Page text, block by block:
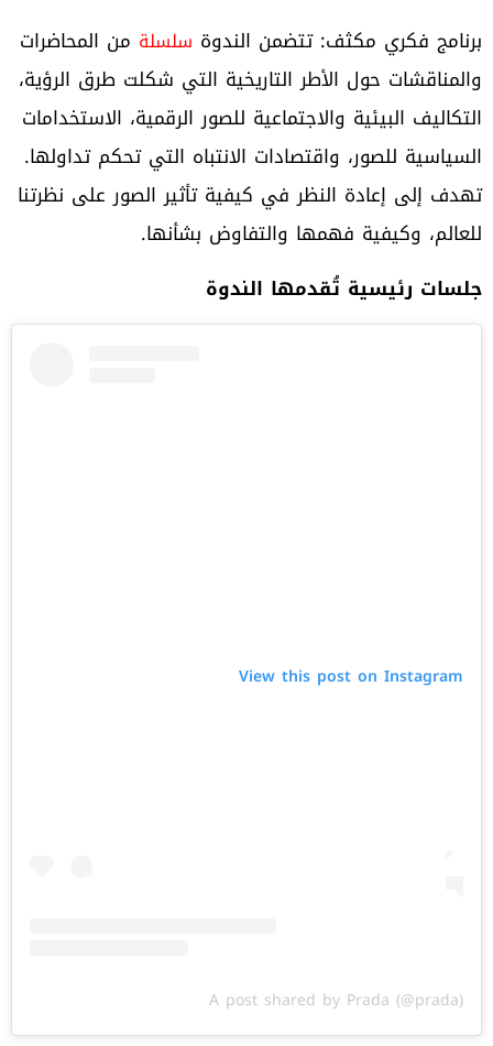
برنامج فكري مكثف: تتضمن الندوة سلسلة من المحاضرات
والمناقشات حول الأطر التاريخية التي شكلت طرق الرؤية،
التكاليف البيئية والاجتماعية للصور الرقمية، الاستخدامات
السياسية للصور، واقتصادات الانتباه التي تحكم تداولها.
تهدف إلى إعادة النظر في كيفية تأثير الصور على نظرتنا
للعالم، وكيفية فهمها والتفاوض بشأنها.
جلسات رئيسية تُقدمها الندوة
View this post on Instagram
A post shared by Prada (@prada)